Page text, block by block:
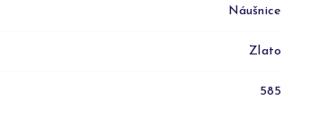
Náušnice
Zlato
585